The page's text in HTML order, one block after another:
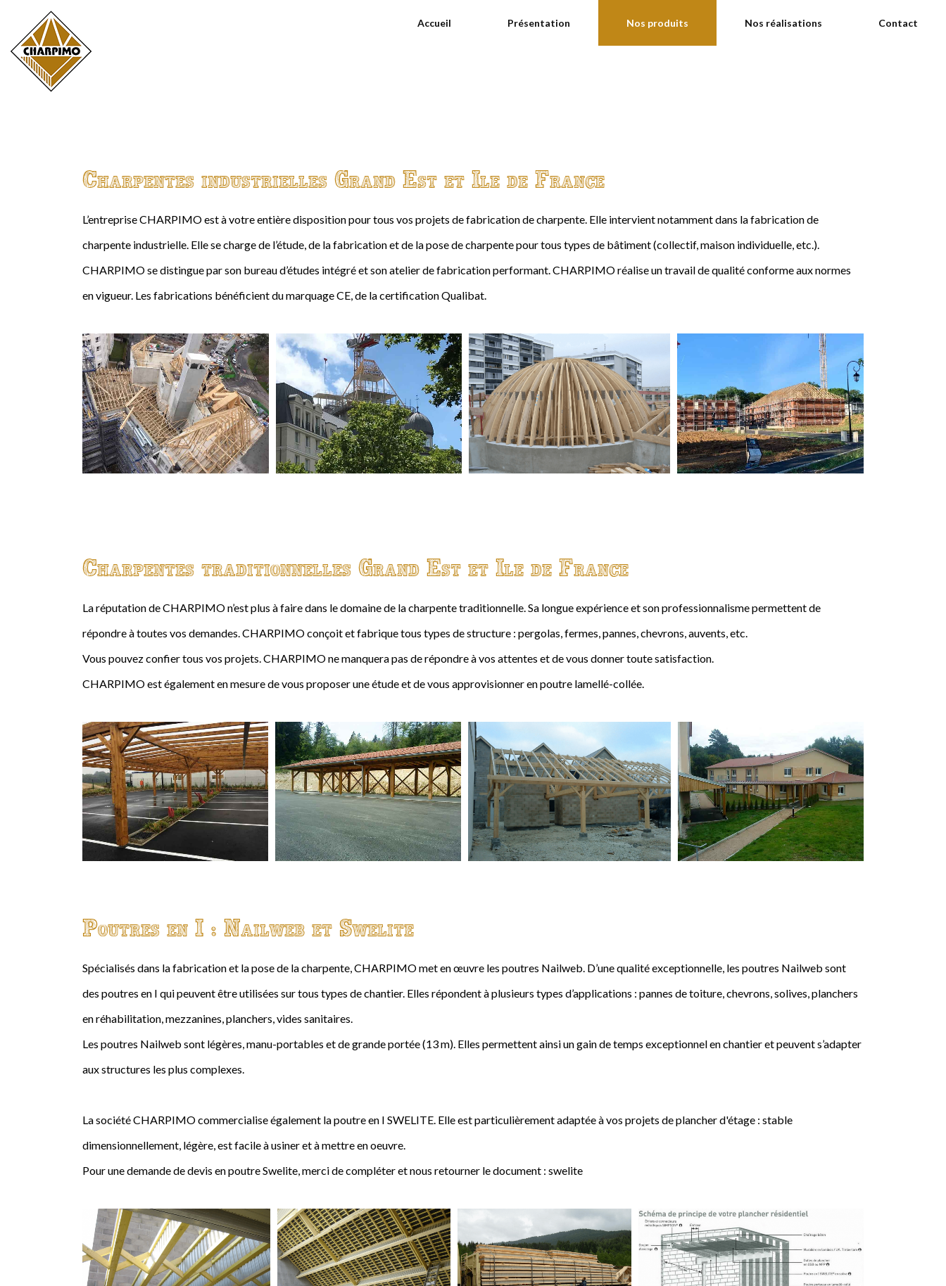
Accueil Présentation Nos produits Nos réalisations Contact
Charpentes industrielles Grand Est et Ile de France
L’entreprise CHARPIMO est à votre entière disposition pour tous vos projets de fabrication de charpente. Elle intervient notamment dans la fabrication de
charpente industrielle. Elle se charge de l’étude, de la fabrication et de la pose de charpente pour tous types de bâtiment (collectif, maison individuelle, etc.).
CHARPIMO se distingue par son bureau d’études intégré et son atelier de fabrication performant. CHARPIMO réalise un travail de qualité conforme aux normes
en vigueur. Les fabrications bénéficient du marquage CE, de la certification Qualibat.
Charpentes traditionnelles Grand Est et Ile de France
La réputation de CHARPIMO n’est plus à faire dans le domaine de la charpente traditionnelle. Sa longue expérience et son professionnalisme permettent de
répondre à toutes vos demandes. CHARPIMO conçoit et fabrique tous types de structure : pergolas, fermes, pannes, chevrons, auvents, etc.
Vous pouvez confier tous vos projets. CHARPIMO ne manquera pas de répondre à vos attentes et de vous donner toute satisfaction.
CHARPIMO est également en mesure de vous proposer une étude et de vous approvisionner en poutre lamellé-collée.
Poutres en I : Nailweb et Swelite
Spécialisés dans la fabrication et la pose de la charpente, CHARPIMO met en œuvre les poutres Nailweb. D’une qualité exceptionnelle, les poutres Nailweb sont
des poutres en I qui peuvent être utilisées sur tous types de chantier. Elles répondent à plusieurs types d’applications : pannes de toiture, chevrons, solives, planchers
en réhabilitation, mezzanines, planchers, vides sanitaires.
Les poutres Nailweb sont légères, manu-portables et de grande portée (13 m). Elles permettent ainsi un gain de temps exceptionnel en chantier et peuvent s’adapter
aux structures les plus complexes.
La société CHARPIMO commercialise également la poutre en I SWELITE. Elle est particulièrement adaptée à vos projets de plancher d'étage : stable
dimensionnellement, légère, est facile à usiner et à mettre en oeuvre.
Pour une demande de devis en poutre Swelite, merci de compléter et nous retourner le document : swelite